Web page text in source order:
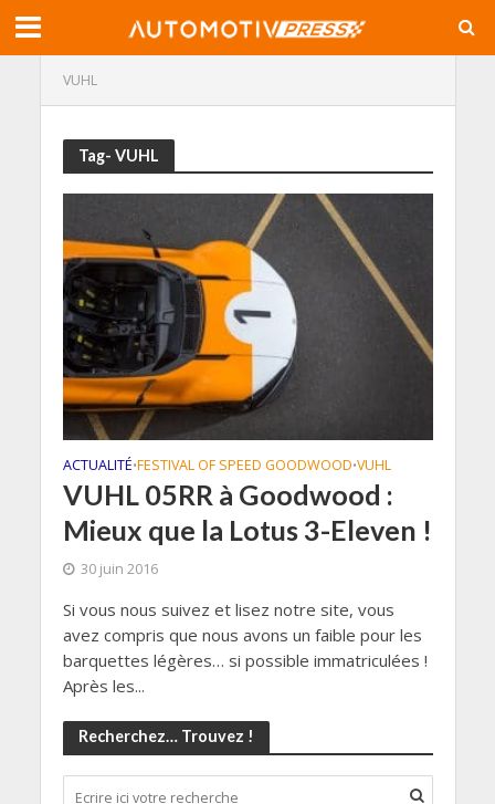
VUHL
Tag- VUHL
ACTUALITÉ•FESTIVAL OF SPEED GOODWOOD•VUHL
VUHL 05RR à Goodwood :
Mieux que la Lotus 3-Eleven !
30 juin 2016
Si vous nous suivez et lisez notre site, vous
avez compris que nous avons un faible pour les
barquettes légères… si possible immatriculées !
Après les...
Recherchez… Trouvez !